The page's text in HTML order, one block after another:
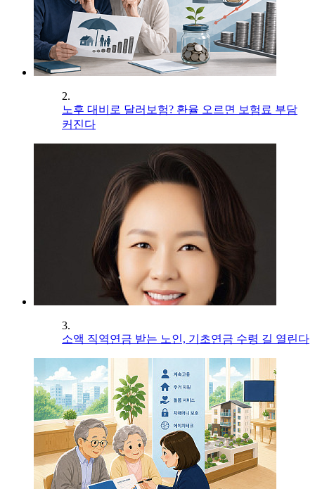
2.
노후 대비로 달러보험? 환율 오르면 보험료 부담
커진다
3.
소액 직역연금 받는 노인, 기초연금 수령 길 열린다